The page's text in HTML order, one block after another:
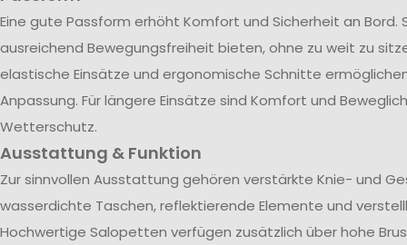
Eine gute Passform erhöht Komfort und Sicherheit an Bord.
ausreichend Bewegungsfreiheit bieten, ohne zu weit zu
elastische Einsätze und ergonomische Schnitte
Anpassung. Für längere Einsätze sind Komfort und
Wetterschutz.
Ausstattung & Funktion
Zur sinnvollen Ausstattung gehören verstärkte Knie- und
wasserdichte Taschen, reflektierende Elemente und
Hochwertige Salopetten verfügen zusätzlich über hohe